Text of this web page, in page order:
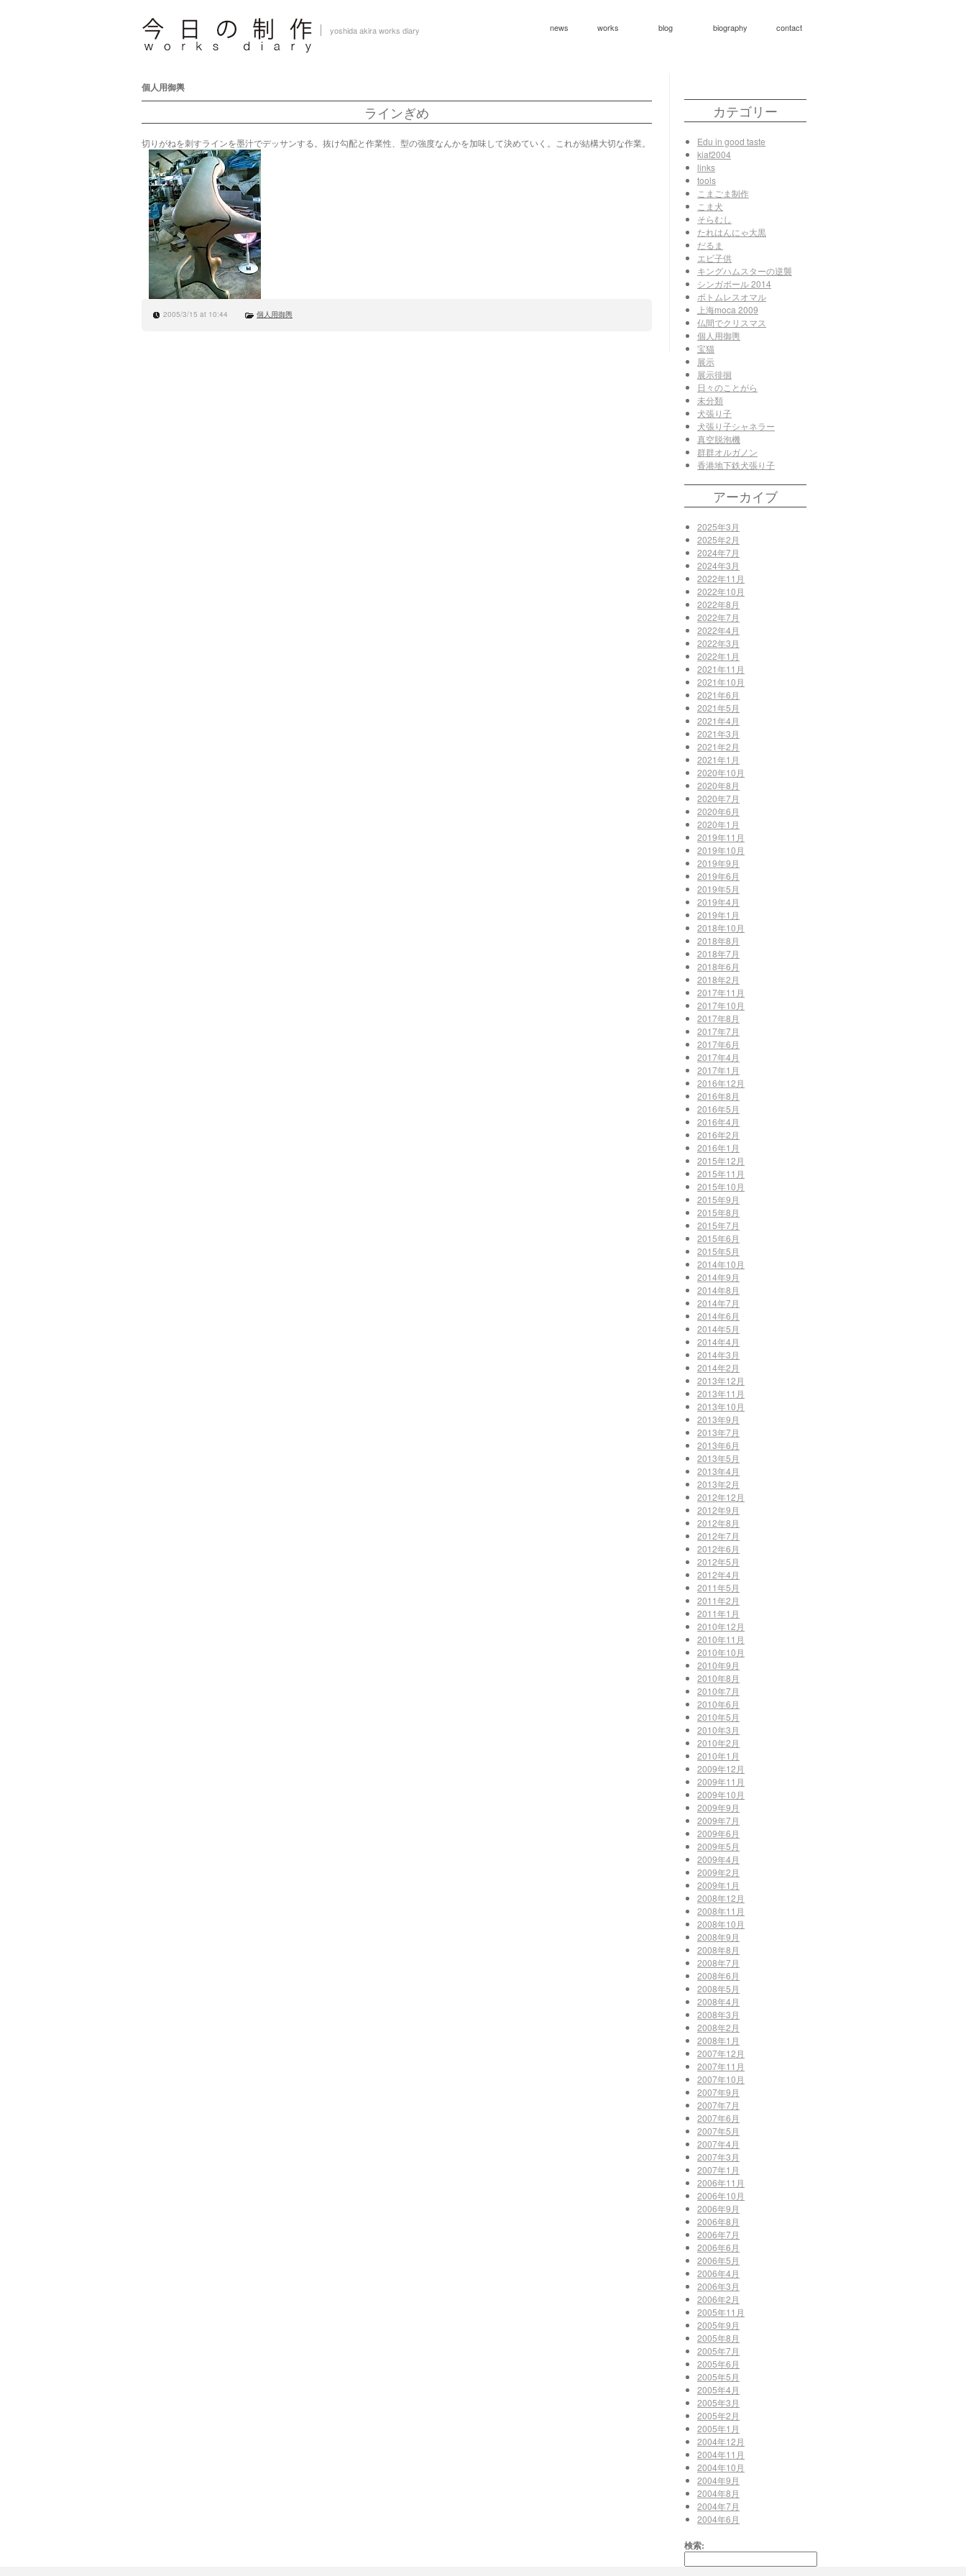
yoshida akira works diary news works blog biography contact
個人用御輿
ラインぎめ
切りがねを刺すラインを墨汁でデッサンする。抜け勾配と作業性、型の強度なんかを加味して決めていく。これが結構大切な作業。
2005/3/15 at 10:44 個人用御輿
カテゴリー
Edu in good taste
kiaf2004
links
tools
こまごま制作
こま犬
そらむし
たれはんにゃ大黒
だるま
エビ子供
キングハムスターの逆襲
シンガポール 2014
ボトムレスオマル
上海moca 2009
仏間でクリスマス
個人用御輿
宝猫
展示
展示徘徊
日々のことがら
未分類
犬張り子
犬張り子シャネラー
真空脱泡機
群群オルガノン
香港地下鉄犬張り子
アーカイブ
2025年3月
2025年2月
2024年7月
2024年3月
2022年11月
2022年10月
2022年8月
2022年7月
2022年4月
2022年3月
2022年1月
2021年11月
2021年10月
2021年6月
2021年5月
2021年4月
2021年3月
2021年2月
2021年1月
2020年10月
2020年8月
2020年7月
2020年6月
2020年1月
2019年11月
2019年10月
2019年9月
2019年6月
2019年5月
2019年4月
2019年1月
2018年10月
2018年8月
2018年7月
2018年6月
2018年2月
2017年11月
2017年10月
2017年8月
2017年7月
2017年6月
2017年4月
2017年1月
2016年12月
2016年8月
2016年5月
2016年4月
2016年2月
2016年1月
2015年12月
2015年11月
2015年10月
2015年9月
2015年8月
2015年7月
2015年6月
2015年5月
2014年10月
2014年9月
2014年8月
2014年7月
2014年6月
2014年5月
2014年4月
2014年3月
2014年2月
2013年12月
2013年11月
2013年10月
2013年9月
2013年7月
2013年6月
2013年5月
2013年4月
2013年2月
2012年12月
2012年9月
2012年8月
2012年7月
2012年6月
2012年5月
2012年4月
2011年5月
2011年2月
2011年1月
2010年12月
2010年11月
2010年10月
2010年9月
2010年8月
2010年7月
2010年6月
2010年5月
2010年3月
2010年2月
2010年1月
2009年12月
2009年11月
2009年10月
2009年9月
2009年7月
2009年6月
2009年5月
2009年4月
2009年2月
2009年1月
2008年12月
2008年11月
2008年10月
2008年9月
2008年8月
2008年7月
2008年6月
2008年5月
2008年4月
2008年3月
2008年2月
2008年1月
2007年12月
2007年11月
2007年10月
2007年9月
2007年7月
2007年6月
2007年5月
2007年4月
2007年3月
2007年1月
2006年11月
2006年10月
2006年9月
2006年8月
2006年7月
2006年6月
2006年5月
2006年4月
2006年3月
2006年2月
2005年11月
2005年9月
2005年8月
2005年7月
2005年6月
2005年5月
2005年4月
2005年3月
2005年2月
2005年1月
2004年12月
2004年11月
2004年10月
2004年9月
2004年8月
2004年7月
2004年6月
検索: